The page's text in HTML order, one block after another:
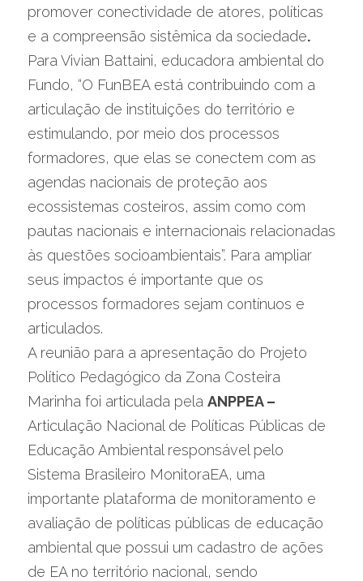
promover conectividade de atores, políticas
e a compreensão sistêmica da sociedade.
Para Vivian Battaini, educadora ambiental do
Fundo, “O FunBEA está contribuindo com a
articulação de instituições do território e
estimulando, por meio dos processos
formadores, que elas se conectem com as
agendas nacionais de proteção aos
ecossistemas costeiros, assim como com
pautas nacionais e internacionais relacionadas
às questões socioambientais”. Para ampliar
seus impactos é importante que os
processos formadores sejam contínuos e
articulados.
A reunião para a apresentação do Projeto
Político Pedagógico da Zona Costeira
Marinha foi articulada pela ANPPEA –
Articulação Nacional de Políticas Públicas de
Educação Ambiental responsável pelo
Sistema Brasileiro MonitoraEA, uma
importante plataforma de monitoramento e
avaliação de políticas públicas de educação
ambiental que possui um cadastro de ações
de EA no território nacional, sendo